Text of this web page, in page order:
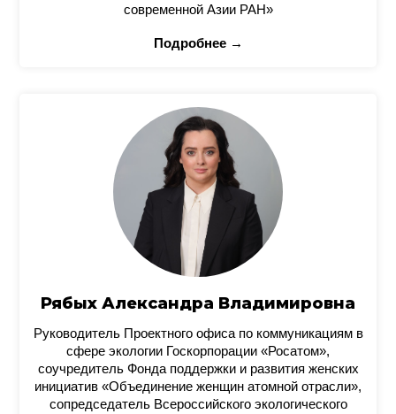
современной Азии РАН»
Подробнее →
Рябых Александра Владимировна
Руководитель Проектного офиса по коммуникациям в
сфере экологии Госкорпорации «Росатом»,
соучредитель Фонда поддержки и развития женских
инициатив «Объединение женщин атомной отрасли»,
сопредседатель Всероссийского экологического